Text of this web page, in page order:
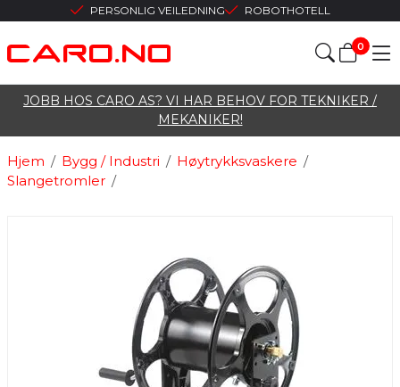
PERSONLIG VEILEDNING ROBOTHOTELL
0
JOBB HOS CARO AS? VI HAR BEHOV FOR TEKNIKER /
MEKANIKER!
/
Hjem /
Bygg / Industri /
Høytrykksvaskere
/
Slangetromler